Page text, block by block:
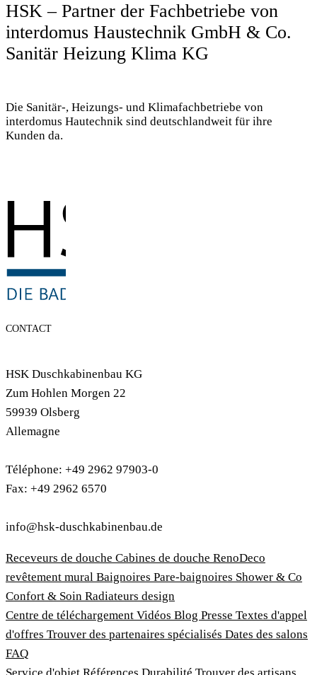
HSK – Partner der Fachbetriebe von
interdomus Haustechnik GmbH & Co.
Sanitär Heizung Klima KG
Die Sanitär-, Heizungs- und Klimafachbetriebe von
interdomus Hautechnik sind deutschlandweit für ihre
Kunden da.
CONTACT
HSK Duschkabinenbau KG
Zum Hohlen Morgen 22
59939 Olsberg
Allemagne
Téléphone: +49 2962 97903-0
Fax: +49 2962 6570
info@hsk-duschkabinenbau.de
Receveurs de douche Cabines de douche RenoDeco
revêtement mural Baignoires Pare-baignoires Shower & Co
Confort & Soin Radiateurs design
Centre de téléchargement Vidéos Blog Presse Textes d'appel
d'offres Trouver des partenaires spécialisés Dates des salons
FAQ